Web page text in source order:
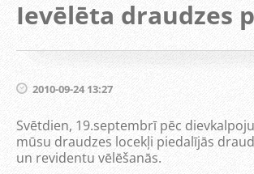
Ievēlēta draudzes
2010-09-24 13:27
Svētdien, 19.septembrī pēc
mūsu draudzes locekļi piedalījās
un revidentu vēlēšanās.